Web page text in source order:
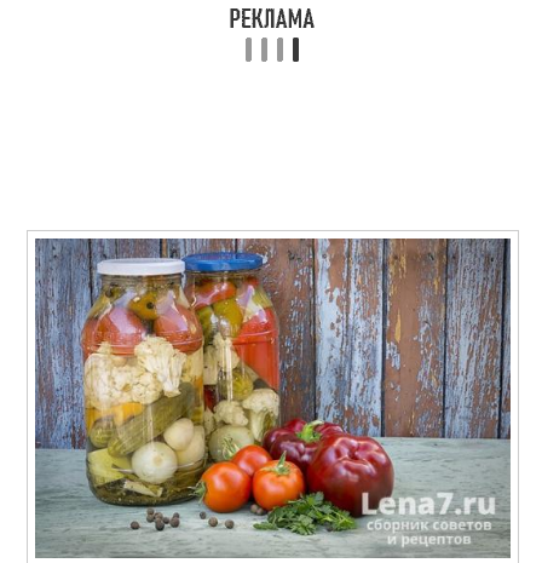
Огурцов в банках
Банка без
стерилизации
Рецепт в банках
Огурцы в банке
Банки с лимонной
кислотой
Посол в банках Банки с огурцами